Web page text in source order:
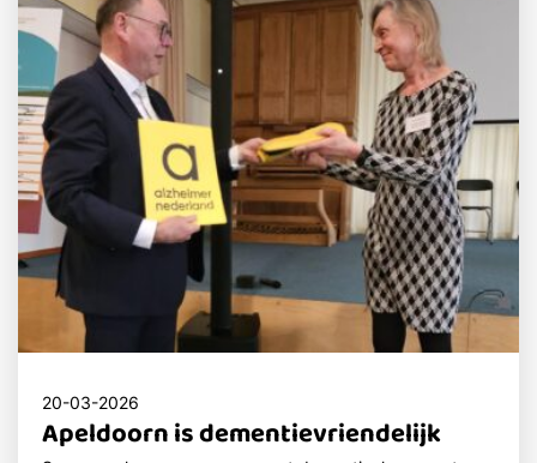
20-03-2026
Apeldoorn is dementievriendelijk